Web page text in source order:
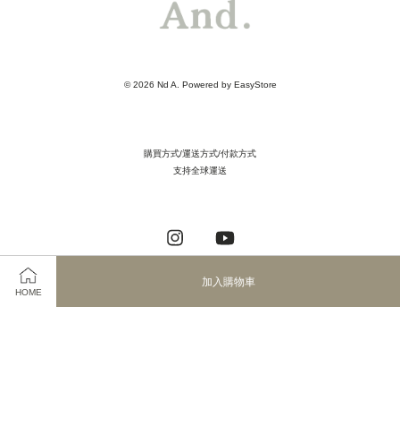
HOME
加入購物車
© 2026 Nd A. Powered by EasyStore
購買方式/運送方式/付款方式
支持全球運送
Instagram